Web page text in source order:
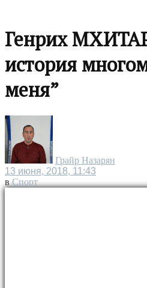
Генрих
история
меня”
Грайр Назарян
13 июня, 2018, 11:43
в Спорт